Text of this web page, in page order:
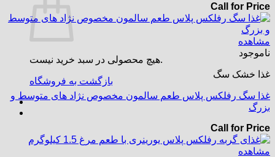
هیچ محصولی در سبد خرید نیست.
بازگشت به فروشگاه
Call for Price
مشاهده
ناموجود
غذا خشک سگ
غذا سگ رفلکس پلاس طعم سالمون مخصوص نژاد های متوسط و
بزرگ
Call for Price
مشاهده